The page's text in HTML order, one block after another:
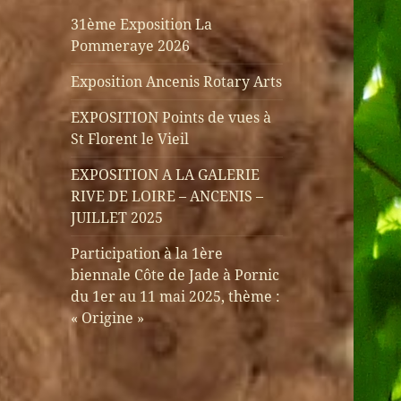
31ème Exposition La
Pommeraye 2026
Exposition Ancenis Rotary Arts
EXPOSITION Points de vues à
St Florent le Vieil
EXPOSITION A LA GALERIE
RIVE DE LOIRE – ANCENIS –
JUILLET 2025
Participation à la 1ère
biennale Côte de Jade à Pornic
du 1er au 11 mai 2025, thème :
« Origine »